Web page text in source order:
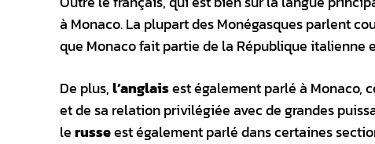
à Monaco. La plupart des Monégasques parlent
que Monaco fait partie de la République
De plus,l’anglaisest également parlé à Monaco,
et de sa relation privilégiée avec de grandes
lerusseest également parlé dans certaines